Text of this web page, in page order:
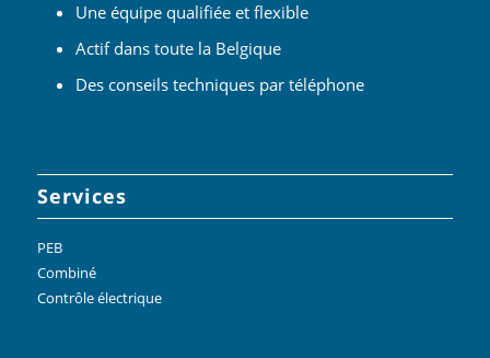
Une équipe qualifiée et flexible
Actif dans toute la Belgique
Des conseils techniques par téléphone
Services
PEB
Combiné
Contrôle électrique